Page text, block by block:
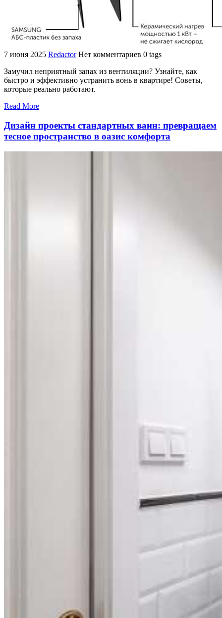
7 июня 2025 Redactor Нет комментариев 0 tags
Замучил неприятный запах из вентиляции? Узнайте, как
быстро и эффективно устранить вонь в квартире! Советы,
которые реально работают.
Read More
Дизайн проекты стандартных ванн: превращаем
тесное пространство в оазис комфорта